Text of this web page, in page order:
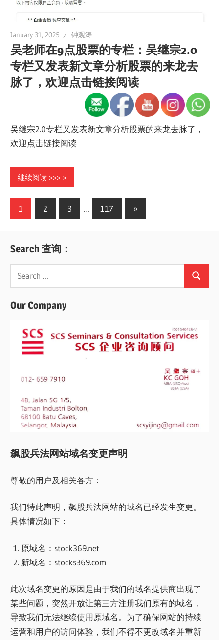
January 31, 2025 钟观涛
吴老师在9点股票的专栏：吴继宗2.0
专栏又发表新文章分析股票的来龙去
脉了，欢迎点击链接阅读
吴继宗2.0专栏又发表新文章分析股票的来龙去脉了，
欢迎点击链接阅读
继续阅读 >>>
Posts
1 2 3 … 117
Next
Posts
»
Search 查询：
Search
for:
Search
Our Company
飙股兵法网站域名变更声明
尊敬的用户及相关各方：
我们特此声明，飙股兵法网站的域名已经发生变更。
具体情况如下：
原域名：stock369.net
新域名：stocks369.com
此次域名变更的原因是由于我们的域名提供商出现了
某些问题，突然开放让第三方注册我们原有的域名，
导致我们无法继续使用原域名。为了确保网站的持续
运营和用户的访问体验，我们不得不更改域名并重新